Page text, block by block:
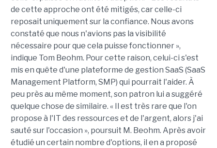
de cette approche ont été mitigés, car celle-ci
reposait uniquement sur la confiance. Nous avons
constaté que nous n'avions pas la visibilité
nécessaire pour que cela puisse fonctionner »,
indique Tom Beohm. Pour cette raison, celui-ci s'est
mis en quête d'une plateforme de gestion SaaS (SaaS
Management Platform, SMP) qui pourrait l'aider. À
peu près au même moment, son patron lui a suggéré
quelque chose de similaire. « Il est très rare que l'on
propose à l'IT des ressources et de l'argent, alors j'ai
sauté sur l'occasion », poursuit M. Beohm. Après avoir
étudié un certain nombre d'options, il en a proposé